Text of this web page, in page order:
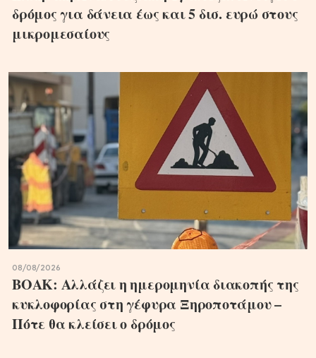
δρόμος για δάνεια έως και 5 δισ. ευρώ στους
μικρομεσαίους
08/08/2026
ΒΟΑΚ: Αλλάζει η ημερομηνία διακοπής της
κυκλοφορίας στη γέφυρα Ξηροποτάμου –
Πότε θα κλείσει ο δρόμος